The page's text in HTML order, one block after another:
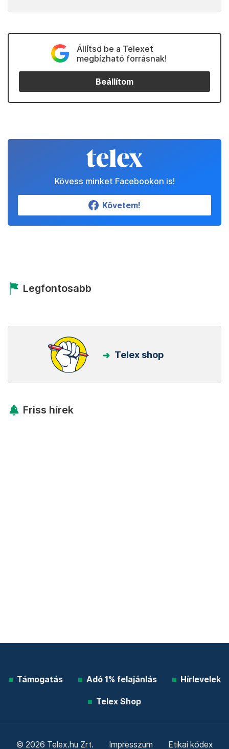
Állítsd be a Telexet
megbízható forrásnak!
Beállítom
Kövess minket Facebookon is!
Követem!
Legfontosabb
Telex shop
Friss hírek
Támogatás Adó 1% felajánlás Hírlevelek
Telex Shop
© 2026 Telex.hu Zrt. Impresszum Etikai kódex